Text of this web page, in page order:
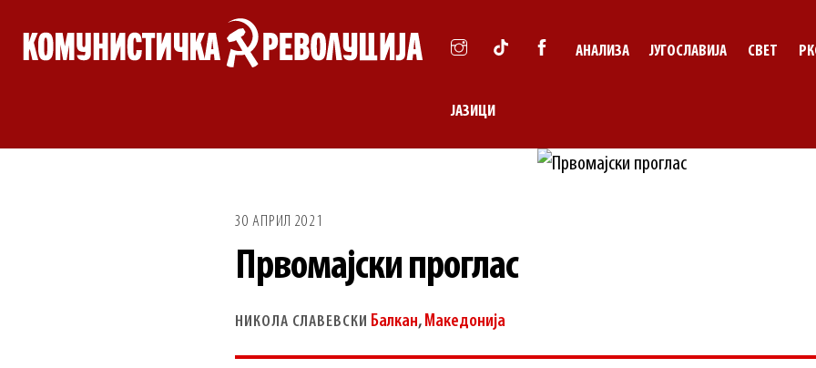
АНАЛИЗА ЈУГОСЛАВИЈА СВЕТ
ЈАЗИЦИ
30 АПРИЛ 2021
Првомајски проглас
НИКОЛА СЛАВЕВСКИ Балкан, Македонија